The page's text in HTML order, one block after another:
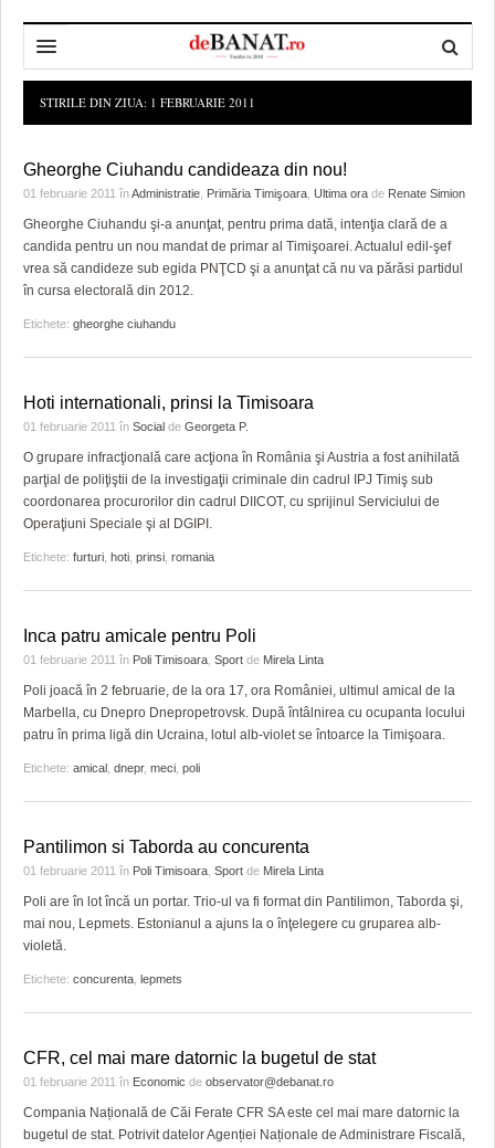
REDACȚIA DEBANAT
POLITICA DE COOKIES
POLITICA DE CONFIDENȚIALITATE
PRIMĂRIA TIMIŞOARA
CONSILIUL JUDEŢEAN TIMIŞ
PREFECTURA TIMIŞ
POLITICĂ
POLITICA
SPORT
POLI TIMISOARA
FOTBAL JUDETEAN
ALTE SPORTURI
OPINII
DOSARELE DEBANAT
ETICA LUCIDITĂȚII ASISTATE
JURNAL DE CAMPANIE
ZÂMBETE AMARE
GRĂDINA TAICII DOMNULUI
CU OIŞTEA-N KIERKEGAARD
FINANŢĂRI DE LA A LA Z
PE SURSE
TIMP LIBER ȘI CULTURĂ
TIMP LIBER
ULTRAMARIN VA RECOMANDA
CULTURA
CRONICĂ DE FILM
FILME DOCUMENTARE
CLIPURI VIDEO
JOCURI ONLINE
ECONOMIC
AFACERI
SĂNĂTATE
MAI MULTE
ACCIDENTE
INFO SI UTILE
CULTURA
INVATAMANT
JUSTITIE
FILME DOCUMENTARE
JOCURI ONLINE
DIVERSE
PRIMĂRIILE DIN TIMIŞ
SFATUL MEDICULUI
STIRILE DIN ZIUA: 1 FEBRUARIE 2011
Gheorghe Ciuhandu candideaza din nou!
01 februarie 2011 înAdministratie Primăria Timişoara Ultima ora de Renate Simion
Gheorghe Ciuhandu şi-a anunţat, pentru prima dată, intenţia clară de a
candida pentru un nou mandat de primar al Timişoarei. Actualul edil-şef
vrea să candideze sub egida PNŢCD şi a anunţat că nu va părăsi partidul
în cursa electorală din 2012.
Etichete: gheorghe ciuhandu
Hoti internationali, prinsi la Timisoara
01 februarie 2011 în Social de Georgeta P.
O grupare infracţională care acţiona în România şi Austria a fost anihilată
parţial de poliţiştii de la investigaţii criminale din cadrul IPJ Timiş sub
coordonarea procurorilor din cadrul DIICOT, cu sprijinul Serviciului de
Operaţiuni Speciale şi al DGIPI.
Etichete: furturi hoti prinsi romania
Inca patru amicale pentru Poli
01 februarie 2011 în Poli Timisoara Sport de Mirela Linta
Poli joacă în 2 februarie, de la ora 17, ora României, ultimul amical de la
Marbella, cu Dnepro Dnepropetrovsk. După întâlnirea cu ocupanta locului
patru în prima ligă din Ucraina, lotul alb-violet se întoarce la Timişoara.
Etichete: amical dnepr, meci poli
Pantilimon si Taborda au concurenta
01 februarie 2011 în Poli Timisoara Sport de Mirela Linta
Poli are în lot încă un portar. Trio-ul va fi format din Pantilimon, Taborda şi,
mai nou, Lepmets. Estonianul a ajuns la o înţelegere cu gruparea alb-
violetă.
Etichete: concurenta lepmets
CFR, cel mai mare datornic la bugetul de stat
01 februarie 2011 în Economic de observator@debanat.ro
Compania Națională de Căi Ferate CFR SA este cel mai mare datornic la
bugetul de stat. Potrivit datelor Agenției Naționale de Administrare Fiscală,